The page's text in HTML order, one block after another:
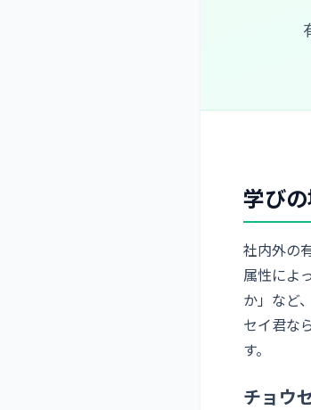
学び
社内外の
属性によ
か」など
セイ君なら
す。
チョウ